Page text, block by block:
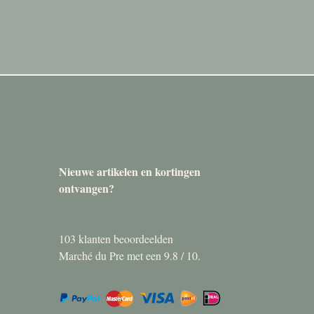
Nieuwe artikelen en kortingen
ontvangen?
103 klanten beoordeelden
Marché du Pre met een9.8 / 10.